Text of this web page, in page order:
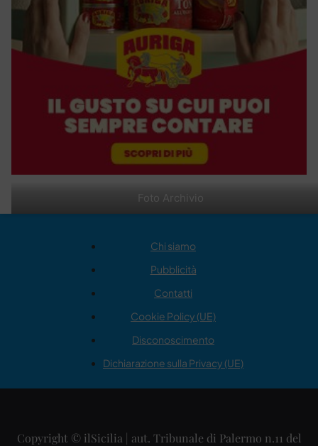
Foto Archivio
Chi siamo
Pubblicità
Contatti
Cookie Policy (UE)
Disconoscimento
Dichiarazione sulla Privacy (UE)
Copyright © ilSicilia | aut. Tribunale di Palermo n.11 del